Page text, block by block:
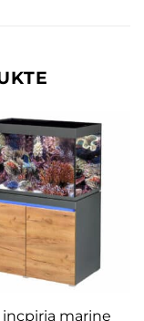
incpiria marine